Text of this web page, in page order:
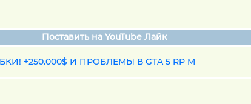
Поставить на YouTube Лайк
+250.000$ И ПРОБЛЕМЫ В GTA 5 RP M